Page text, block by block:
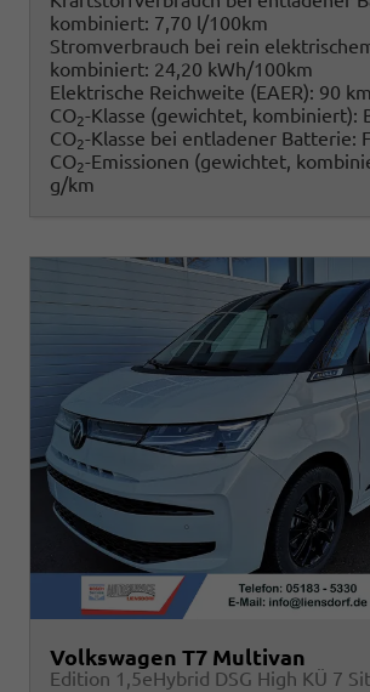
kombiniert: 7,70 l/100km
Stromverbrauch bei rein
kombiniert: 24,20 kWh/100km
Elektrische Reichweite (EAER): 90 km
CO2-Klasse (gewichtet, kombiniert):
CO2-Klasse bei entladener Batterie: F
CO2-Emissionen (gewichtet,
g/km
Volkswagen T7 Multivan
Edition 1,5eHybrid DSG High KÜ 7